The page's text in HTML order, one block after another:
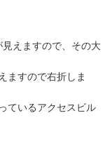
えますので、その大
ますので右折しま
ているアクセスビル